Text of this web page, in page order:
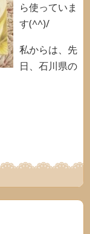
ら使っていま
す(^^)/
私からは、先
日、石川県の